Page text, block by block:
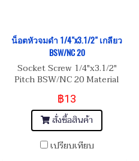
น็อตหัวจมดำ 1/4"x3.1/2" เกลียว
BSW/NC 20
Socket Screw 1/4"x3.1/2"
Pitch BSW/NC 20 Material
฿13
สั่งซื้อสินค้า
เปรียบเทียบ